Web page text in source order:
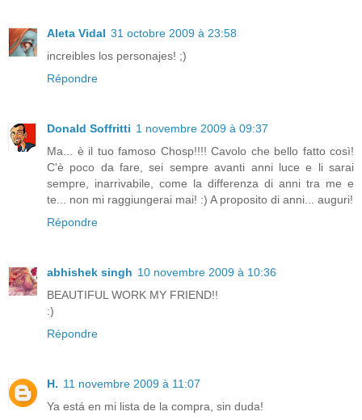
Aleta Vidal 31 octobre 2009 à 23:58
increibles los personajes! ;)
Répondre
Donald Soffritti 1 novembre 2009 à 09:37
Ma... è il tuo famoso Chosp!!!! Cavolo che bello fatto così!
C'è poco da fare, sei sempre avanti anni luce e li sarai
sempre, inarrivabile, come la differenza di anni tra me e
te... non mi raggiungerai mai! :) A proposito di anni... auguri!
Répondre
abhishek singh 10 novembre 2009 à 10:36
BEAUTIFUL WORK MY FRIEND!!
:)
Répondre
H. 11 novembre 2009 à 11:07
Ya está en mi lista de la compra, sin duda!